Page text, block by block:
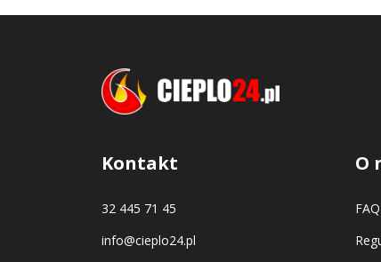
Kontakt
32 445 71 45
info@cieplo24.pl
O
FAQ